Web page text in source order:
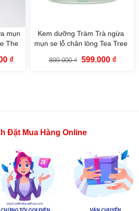
mụn
The
₫Giá
Kem dưỡng Tràm Trà ngừa
mụn se lỗ chân lông Tea Tree
50ml
899.000₫ Giá
599.000 ₫Giá
Đặt Mua Hàng Online